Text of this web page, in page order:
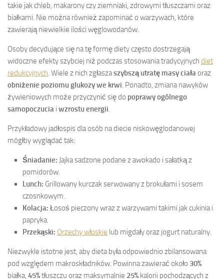
takie jak chleb, makarony czy ziemniaki, zdrowymi tłuszczami oraz
białkami. Nie można również zapominać o warzywach, które
zawierają niewielkie ilości węglowodanów.
Osoby decydujące się na tę formę diety często dostrzegają
widoczne efekty szybciej niż podczas stosowania tradycyjnych diet
redukcyjnych. Wiele z nich zgłaszaszybszą utratę masy ciałaoraz
obniżenie poziomu glukozy we krwi. Ponadto, zmiana nawyków
żywieniowych może przyczynić się do poprawy ogólnego
samopoczucia i wzrostu energii.
Przykładowy jadłospis dla osób na diecie niskowęglodanowej
mógłby wyglądać tak:
Śniadanie: Jajka sadzone podane z awokado i sałatką z
pomidorów.
Lunch: Grillowany kurczak serwowany z brokułami i sosem
czosnkowym.
Kolacja: Łosoś pieczony wraz z warzywami takimi jak cukinia i
papryka.
Przekąski: Orzechy włoskie lub migdały oraz jogurt naturalny.
Niezwykle istotne jest, aby dieta była odpowiednio zbilansowana
pod względem makroskładników. Powinna zawierać około 30%
białka, 45%tłuszczu oraz maksymalnie 25% kalorii pochodzących z